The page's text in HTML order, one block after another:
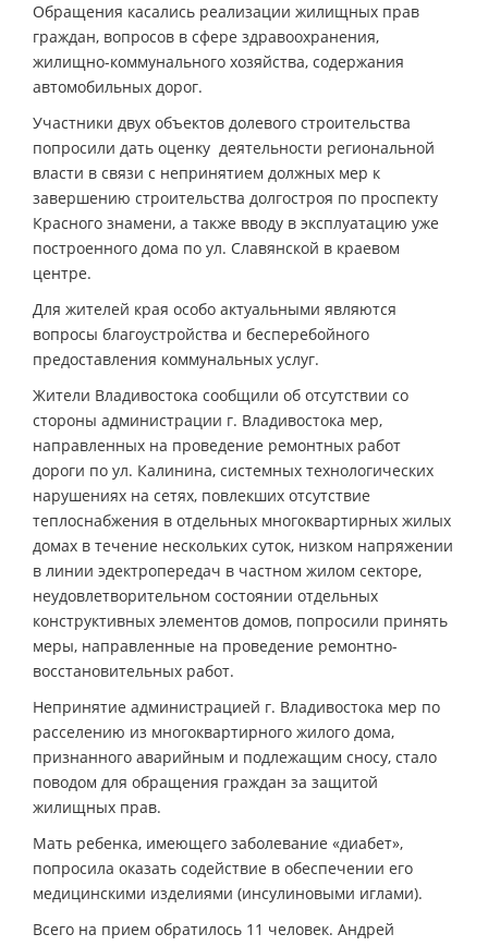
Обращения касались реализации жилищных прав
граждан, вопросов в сфере здравоохранения,
жилищно-коммунального хозяйства, содержания
автомобильных дорог.
Участники двух объектов долевого строительства
попросили дать оценку деятельности региональной
власти в связи с непринятием должных мер к
завершению строительства долгостроя по проспекту
Красного знамени, а также вводу в эксплуатацию уже
построенного дома по ул. Славянской в краевом
центре.
Для жителей края особо актуальными являются
вопросы благоустройства и бесперебойного
предоставления коммунальных услуг.
Жители Владивостока сообщили об отсутствии со
стороны администрации г. Владивостока мер,
направленных на проведение ремонтных работ
дороги по ул. Калинина, системных технологических
нарушениях на сетях, повлекших отсутствие
теплоснабжения в отдельных многоквартирных жилых
домах в течение нескольких суток, низком напряжении
в линии эдектропередач в частном жилом секторе,
неудовлетворительном состоянии отдельных
конструктивных элементов домов, попросили принять
меры, направленные на проведение ремонтно-
восстановительных работ.
Непринятие администрацией г. Владивостока мер по
расселению из многоквартирного жилого дома,
признанного аварийным и подлежащим сносу, стало
поводом для обращения граждан за защитой
жилищных прав.
Мать ребенка, имеющего заболевание «диабет»,
попросила оказать содействие в обеспечении его
медицинскими изделиями (инсулиновыми иглами).
Всего на прием обратилось 11 человек. Андрей